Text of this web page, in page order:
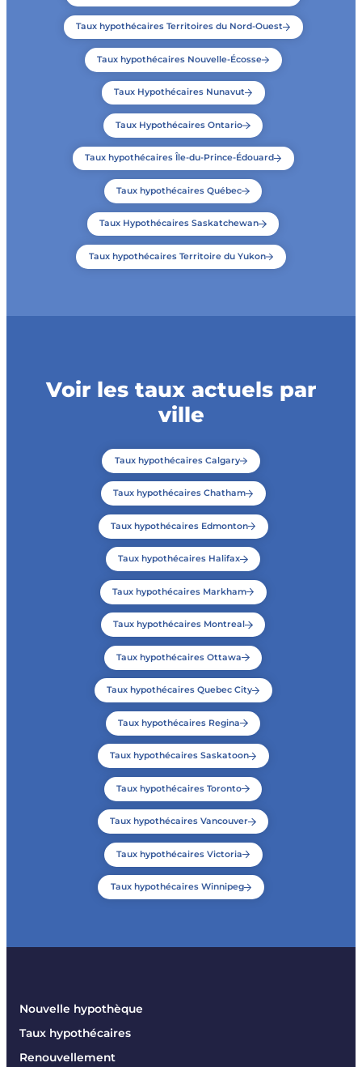
Taux hypothécaires Territoires du Nord-Ouest
Taux hypothécaires Nouvelle-Écosse
Taux Hypothécaires Nunavut
Taux Hypothécaires Ontario
Taux hypothécaires Île-du-Prince-Édouard
Taux hypothécaires Québec
Taux Hypothécaires Saskatchewan
Taux hypothécaires Territoire du Yukon
Voir les taux actuels par
ville
Taux hypothécaires Calgary
Taux hypothécaires Chatham
Taux hypothécaires Edmonton
Taux hypothécaires Halifax
Taux hypothécaires Markham
Taux hypothécaires Montreal
Taux hypothécaires Ottawa
Taux hypothécaires Quebec City
Taux hypothécaires Regina
Taux hypothécaires Saskatoon
Taux hypothécaires Toronto
Taux hypothécaires Vancouver
Taux hypothécaires Victoria
Taux hypothécaires Winnipeg
Nouvelle hypothèque
Taux hypothécaires
Renouvellement